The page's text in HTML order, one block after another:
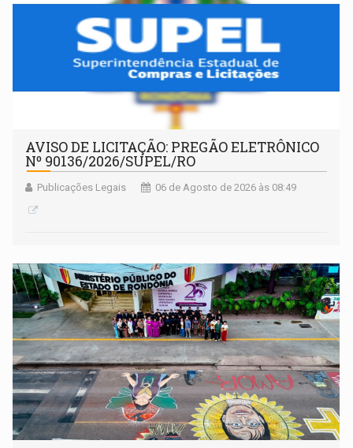
AVISO DE LICITAÇÃO: PREGÃO ELETRÔNICO
Nº 90136/2026/SUPEL/RO
Publicações Legais 06 de Agosto de 2026 às 08:49